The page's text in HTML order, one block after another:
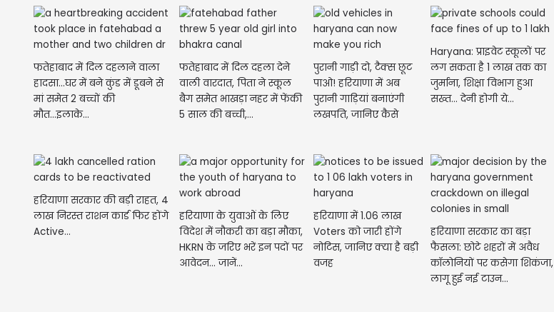
फतेहाबाद में दिल दहलाने वाला
हादसा...घर में बने कुंड में डूबने से
मां समेत 2 बच्चों की
मौत...इलाके...
फतेहाबाद में दिल दहला देने
वाली वारदात, पिता ने स्कूल
बैग समेत भाखड़ा नहर में फेंकी
5 साल की बच्ची,...
पुरानी गाड़ी दो, टैक्स छूट
पाओ! हरियाणा में अब
पुरानी गाड़ियां बनाएंगी
लखपति, जानिए कैसे
Haryana: प्राइवेट स्कूलों पर
लग सकता है 1 लाख तक का
जुर्माना, शिक्षा विभाग हुआ
सख्त... देनी होगी ये...
हरियाणा सरकार की बड़ी राहत, 4
लाख निरस्त राशन कार्ड फिर होंगे
Active...
हरियाणा के युवाओं के लिए
विदेश में नौकरी का बड़ा मौका,
HKRN के जरिए भरें इन पदों पर
आवेदन... जानें...
हरियाणा में 1.06 लाख
Voters को जारी होंगे
नोटिस, जानिए क्या है बड़ी
वजह
हरियाणा सरकार का बड़ा
फैसला: छोटे शहरों में अवैध
कॉलोनियों पर कसेगा शिकंजा,
लागू हुई नई टाउन...